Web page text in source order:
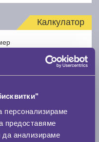
персонализираме
предоставяме
анализираме
Калкулатор